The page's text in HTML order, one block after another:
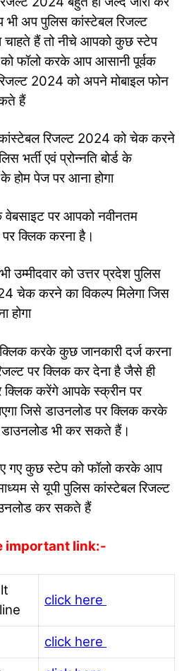
भी अप पुलिस कांस्टेबल रिजल्ट
हैं तो नीचे आपको कुछ स्टेप
फॉलो करके आप आसानी पूर्वक
2024 को अपने मोबाइल फोन
हैं
रिजल्ट 2024 को चेक करने
भर्ती एवं प्रोन्नति बोर्ड के
होम पेज पर आना होगा
पर आपको नवीनतम
क्लिक करना है।
को उत्तर प्रदेश पुलिस
चेक करने का विकल्प मिलेगा जिस
होगा
करके कुछ जानकारी दर्ज करना
पर क्लिक कर देना है जैसे ही
क्लिक करेंगे आपके स्क्रीन पर
जिसे डाउनलोड पर क्लिक करके
भी कर सकते हैं।
गए कुछ स्टेप को फॉलो करके आप
से यूपी पुलिस कांस्टेबल रिजल्ट
कर सकते हैं
important link:-
click here
click here